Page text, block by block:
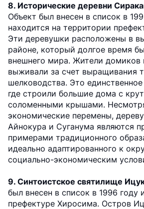
8. Исторические деревни
Объект был внесен в список в
находится на территории
Эти деревушки расположены в
районе, который долгое время
внешнего мира. Жители домиков
выживали за счет выращивания
шелководства. Это
где строили большие дома с
соломенными крышами.
экономические перемены,
Айнокура и Суганума являются
примерами традиционного
идеально адаптированного к
социально-экономическим
9. Синтоистское святилище
был внесен в список в 1996 году
префектуре Хиросима. Остров